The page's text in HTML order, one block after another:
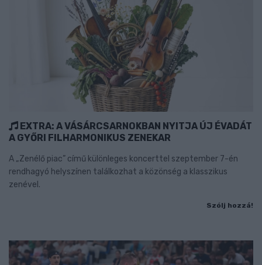
EXTRA: A VÁSÁRCSARNOKBAN NYITJA ÚJ ÉVADÁT
A GYŐRI FILHARMONIKUS ZENEKAR
A „Zenélő piac” című különleges koncerttel szeptember 7-én
rendhagyó helyszínen találkozhat a közönség a klasszikus
zenével.
Szólj hozzá!